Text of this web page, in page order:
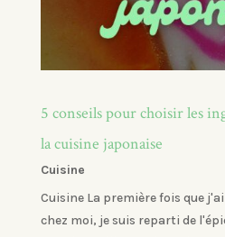
5 conseils pour choisir les
la cuisine japonaise
Cuisine
Cuisine La première fois que
chez moi, je suis reparti de